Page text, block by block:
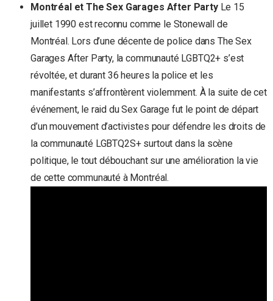
Montréal et The Sex Garages After Party Le 15
juillet 1990 est reconnu comme le Stonewall de
Montréal. Lors d’une décente de police dans The Sex
Garages After Party, la communauté LGBTQ2+ s’est
révoltée, et durant 36 heures la police et les
manifestants s’affrontèrent violemment. À la suite de cet
événement, le raid du Sex Garage fut le point de départ
d’un mouvement d’activistes pour défendre les droits de
la communauté LGBTQ2S+ surtout dans la scène
politique, le tout débouchant sur une amélioration la vie
de cette communauté à Montréal.